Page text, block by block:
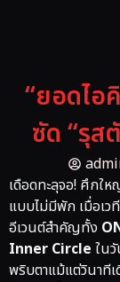
“ยอดไอ
ซัด “รุส
เดือดทะลุจอ! ศึกใ
แบบไม่มีพัก เมื่อเวที
อีเวนต์สำคัญทั้ง
Inner Circle ใน
พริบตาแม้แต่วินาทีเ